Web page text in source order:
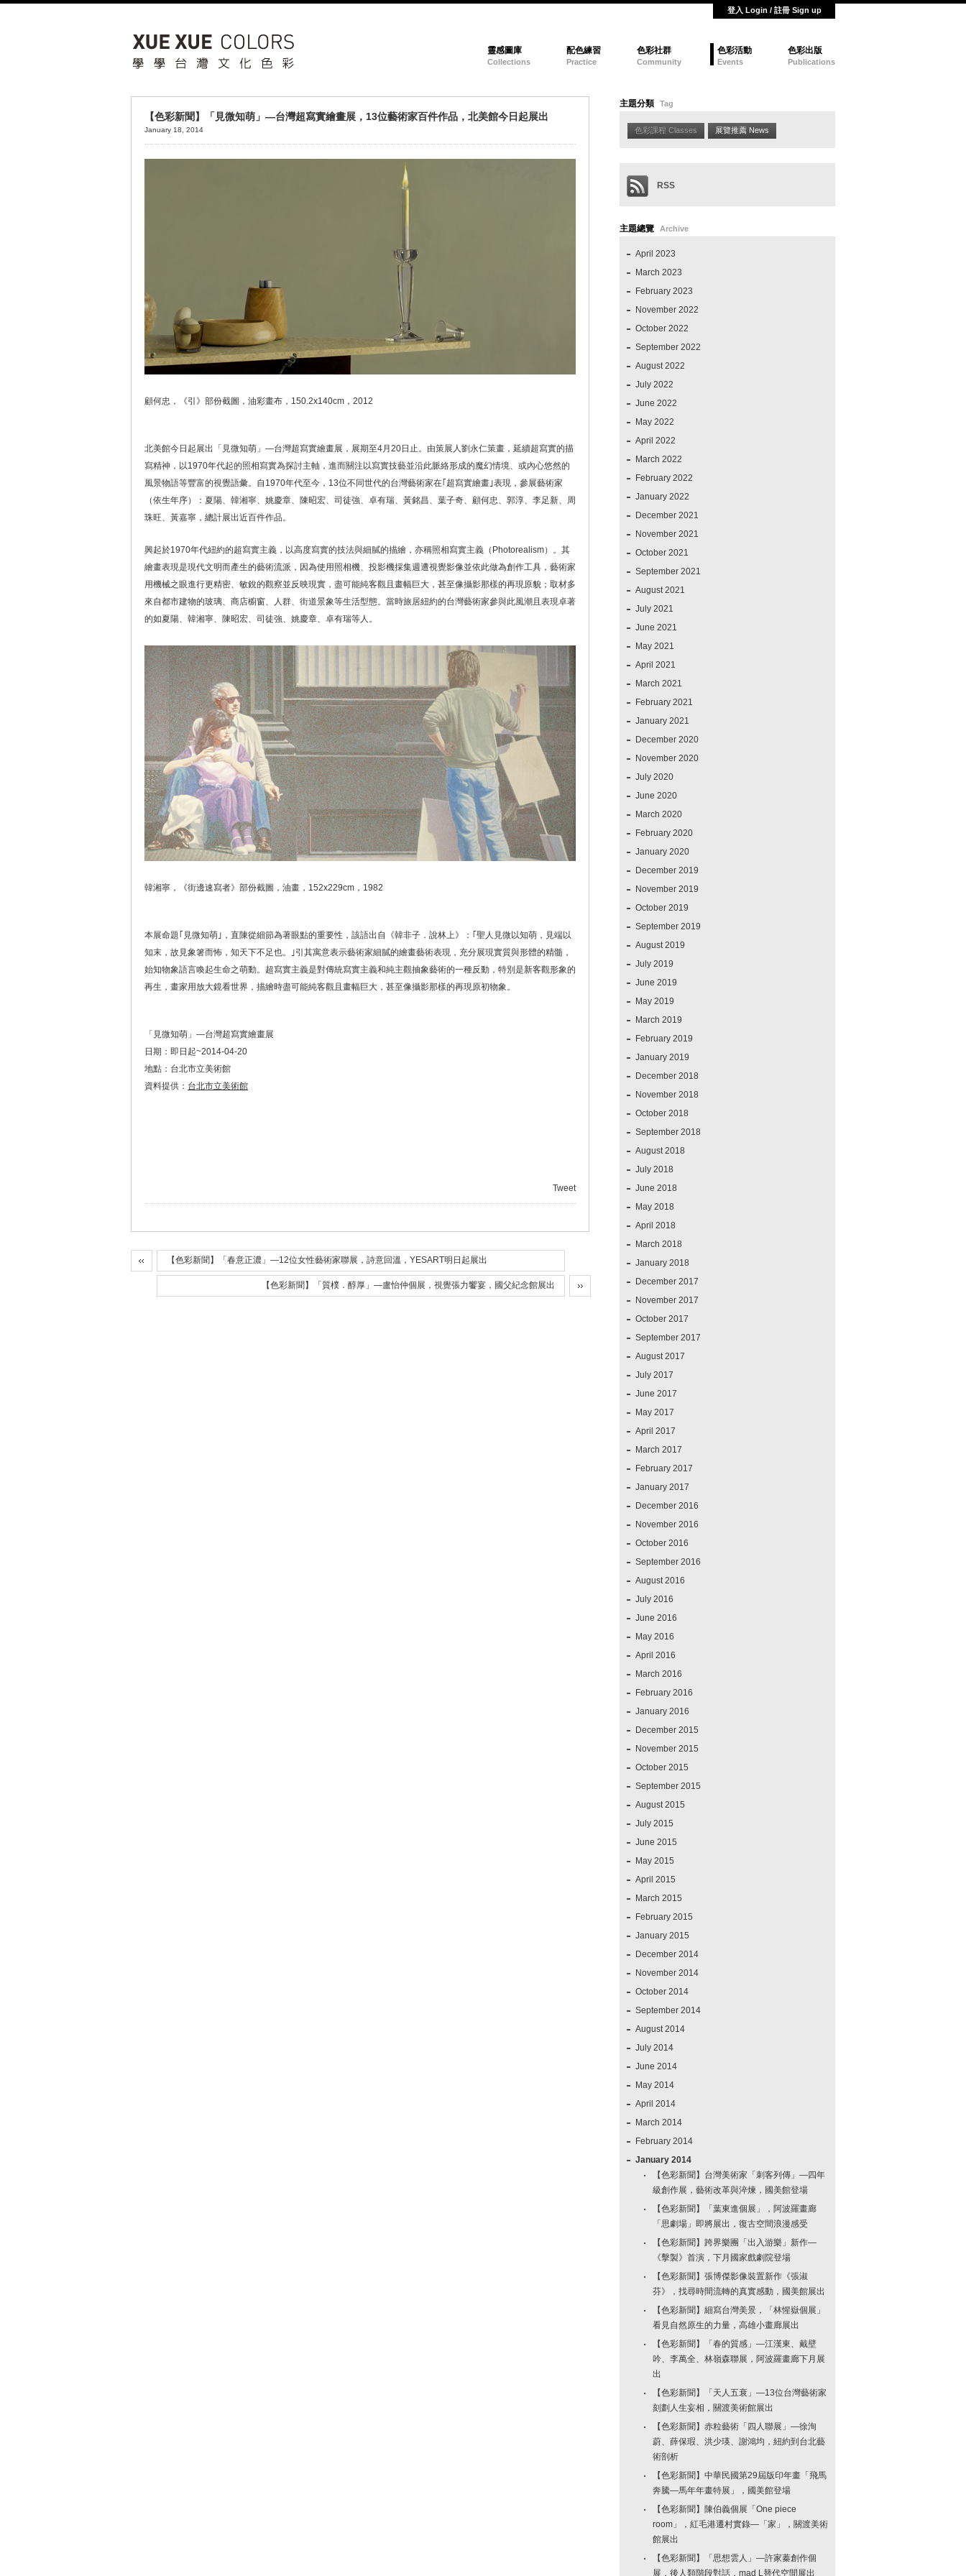
登入 Login / 註冊 Sign up
靈感圖庫
Collections
配色練習
Practice
色彩社群
Community
色彩活動
Events
色彩出版
Publications
【色彩新聞】「見微知萌」—台灣超寫實繪畫展，13位藝術家百件作品，北美館今日起展出
January 18, 2014
顧何忠，《引》部份截圖，油彩畫布，150.2x140cm，2012
北美館今日起展出「見微知萌」—台灣超寫實繪畫展，展期至4月20日止。由策展人劉永仁策畫，延續超寫實的描
寫精神，以1970年代起的照相寫實為探討主軸，進而關注以寫實技藝並沿此脈絡形成的魔幻情境、或內心悠然的
風景物語等豐富的視覺語彙。自1970年代至今，13位不同世代的台灣藝術家在｢超寫實繪畫｣表現，參展藝術家
（依生年序）：夏陽、韓湘寧、姚慶章、陳昭宏、司徒強、卓有瑞、黃銘昌、葉子奇、顧何忠、郭淳、李足新、周
珠旺、黃嘉寧，總計展出近百件作品。
興起於1970年代紐約的超寫實主義，以高度寫實的技法與細膩的描繪，亦稱照相寫實主義（Photorealism）。其
繪畫表現是現代文明而產生的藝術流派，因為使用照相機、投影機採集週遭視覺影像並依此做為創作工具，藝術家
用機械之眼進行更精密、敏銳的觀察並反映現實，盡可能純客觀且畫幅巨大，甚至像攝影那樣的再現原貌；取材多
來自都市建物的玻璃、商店櫥窗、人群、街道景象等生活型態。當時旅居紐約的台灣藝術家參與此風潮且表現卓著
的如夏陽、韓湘寧、陳昭宏、司徒強、姚慶章、卓有瑞等人。
韓湘寧，《街邊速寫者》部份截圖，油畫，152x229cm，1982
本展命題｢見微知萌｣，直陳從細節為著眼點的重要性，該語出自《韓非子．說林上》：｢聖人見微以知萌，見端以
知末，故見象箸而怖，知天下不足也。｣引其寓意表示藝術家細膩的繪畫藝術表現，充分展現實質與形體的精髓，
始知物象語言喚起生命之萌動。超寫實主義是對傳統寫實主義和純主觀抽象藝術的一種反動，特別是新客觀形象的
再生，畫家用放大鏡看世界，描繪時盡可能純客觀且畫幅巨大，甚至像攝影那樣的再現原初物象。
「見微知萌」—台灣超寫實繪畫展
日期：即日起~2014-04-20
地點：台北市立美術館
資料提供： 台北市立美術館
Tweet
【色彩新聞】「春意正濃」—12位女性藝術家聯展，詩意回溫，YESART明日起展出
【色彩新聞】「質樸．醇厚」—盧怡仲個展，視覺張力饗宴，國父紀念館展出
主題分類 Tag
色彩課程 Classes 展覽推薦 News
RSS
主題總覽 Archive
April 2023
March 2023
February 2023
November 2022
October 2022
September 2022
August 2022
July 2022
June 2022
May 2022
April 2022
March 2022
February 2022
January 2022
December 2021
November 2021
October 2021
September 2021
August 2021
July 2021
June 2021
May 2021
April 2021
March 2021
February 2021
January 2021
December 2020
November 2020
July 2020
June 2020
March 2020
February 2020
January 2020
December 2019
November 2019
October 2019
September 2019
August 2019
July 2019
June 2019
May 2019
March 2019
February 2019
January 2019
December 2018
November 2018
October 2018
September 2018
August 2018
July 2018
June 2018
May 2018
April 2018
March 2018
January 2018
December 2017
November 2017
October 2017
September 2017
August 2017
July 2017
June 2017
May 2017
April 2017
March 2017
February 2017
January 2017
December 2016
November 2016
October 2016
September 2016
August 2016
July 2016
June 2016
May 2016
April 2016
March 2016
February 2016
January 2016
December 2015
November 2015
October 2015
September 2015
August 2015
July 2015
June 2015
May 2015
April 2015
March 2015
February 2015
January 2015
December 2014
November 2014
October 2014
September 2014
August 2014
July 2014
June 2014
May 2014
April 2014
March 2014
February 2014
January 2014
【色彩新聞】台灣美術家「刺客列傳」—四年
級創作展，藝術改革與淬煉，國美館登場
【色彩新聞】「葉東進個展」，阿波羅畫廊
「思劇場」即將展出，復古空間浪漫感受
【色彩新聞】跨界樂團「出入游樂」新作—
《擊製》首演，下月國家戲劇院登場
【色彩新聞】張博傑影像裝置新作《張淑
芬》，找尋時間流轉的真實感動，國美館展出
【色彩新聞】細寫台灣美景，「林惺嶽個展」
看見自然原生的力量，高雄小畫廊展出
【色彩新聞】「春的質感」—江漢東、戴壁
吟、李萬全、林嶺森聯展，阿波羅畫廊下月展
出
【色彩新聞】「天人五衰」—13位台灣藝術家
刻劃人生妄相，關渡美術館展出
【色彩新聞】赤粒藝術「四人聯展」—徐洵
蔚、薛保瑕、洪少瑛、謝鴻均，紐約到台北藝
術剖析
【色彩新聞】中華民國第29屆版印年畫「飛馬
奔騰—馬年年畫特展」，國美館登場
【色彩新聞】陳伯義個展「One piece
room」，紅毛港遷村實錄—「家」，關渡美術
館展出
【色彩新聞】「思想雲人」—許家蓁創作個
展，後人類階段對話，mad L替代空間展出